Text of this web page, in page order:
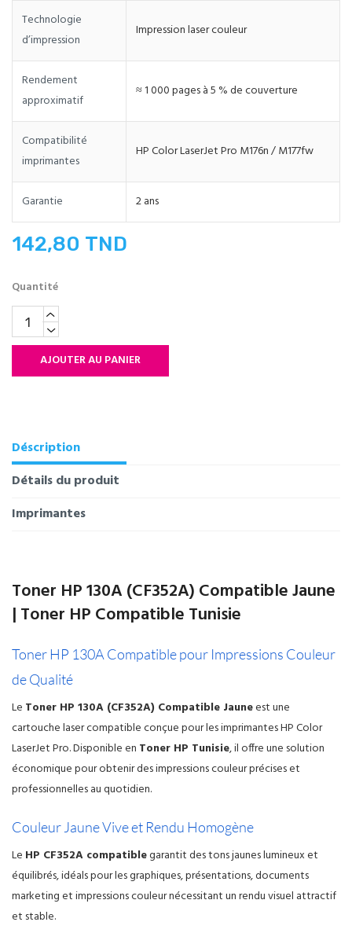
Technologie
d’impression
Impression laser couleur
Rendement
approximatif
≈ 1 000 pages à 5 % de couverture
Compatibilité
imprimantes
HP Color LaserJet Pro M176n / M177fw
Garantie 2 ans
142,80 TND
Quantité
AJOUTER AU PANIER
Déscription
Détails du produit
Imprimantes
Toner HP 130A (CF352A) Compatible Jaune
| Toner HP Compatible Tunisie
Toner HP 130A Compatible pour Impressions Couleur
de Qualité
Le Toner HP 130A (CF352A) Compatible Jauneest une
cartouche laser compatible conçue pour les imprimantes HP Color
LaserJet Pro. Disponible en Toner HP Tunisie, il offre une solution
économique pour obtenir des impressions couleur précises et
professionnelles au quotidien.
Couleur Jaune Vive et Rendu Homogène
Le HP CF352A compatiblegarantit des tons jaunes lumineux et
équilibrés, idéals pour les graphiques, présentations, documents
marketing et impressions couleur nécessitant un rendu visuel attractif
et stable.